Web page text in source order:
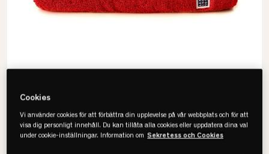
Cookies
Vi använder cookies för att förbättra din upplevelse på vår webbplats och för att
visa dig personligt innehåll. Du kan tillåta alla cookies eller uppdatera dina val
under cookie-inställningar. Information om Sekretess och Cookies